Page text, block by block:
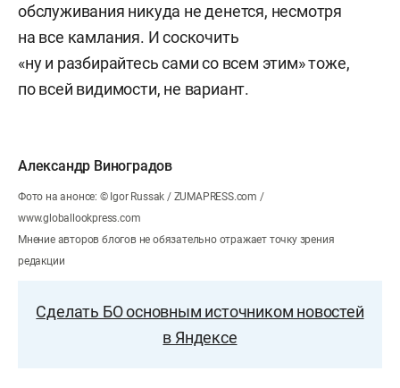
обслуживания никуда не денется, несмотря
на все камлания. И соскочить
«ну и разбирайтесь сами со всем этим» тоже,
по всей видимости, не вариант.
Александр Виноградов
Фото на анонсе: © Igor Russak / ZUMAPRESS.com /
www.globallookpress.com
Мнение авторов блогов не обязательно отражает точку зрения
редакции
Сделать БО основным источником новостей
в Яндексе